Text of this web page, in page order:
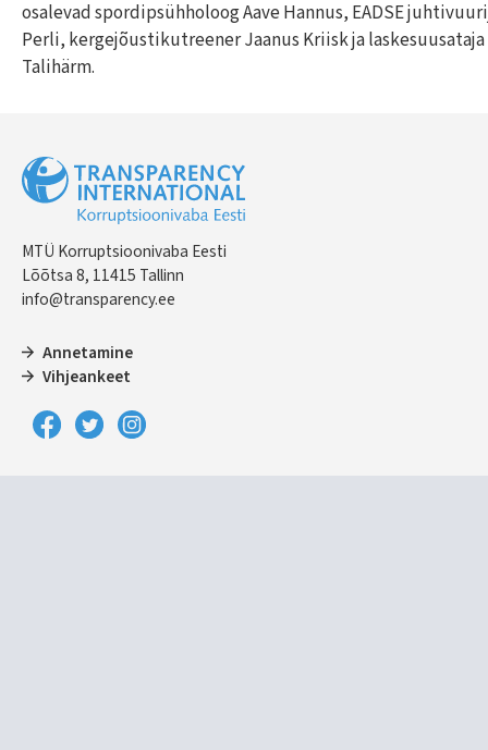
osalevad spordipsühholoog Aave Hannus, EADSE
Perli, kergejõustikutreener Jaanus Kriisk ja laskesuusataja
Talihärm.
MTÜ Korruptsioonivaba Eesti
Lõõtsa 8, 11415 Tallinn
info@transparency.ee
Annetamine
Vihjeankeet